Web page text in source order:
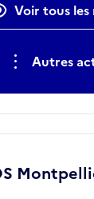
Voir tous les
Autres